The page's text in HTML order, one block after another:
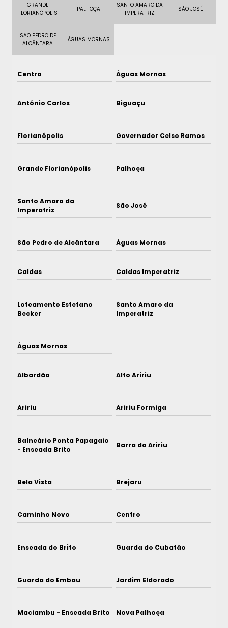
GRANDE
FLORIANÓPOLIS
PALHOÇA
SANTO AMARO DA
IMPERATRIZ
SÃO JOSÉ
SÃO PEDRO DE
ALCÂNTARA
ÁGUAS MORNAS
Centro Águas Mornas
Antônio Carlos Biguaçu
Florianópolis Governador Celso Ramos
Grande Florianópolis Palhoça
Santo Amaro da
Imperatriz
São José
São Pedro de Alcântara Águas Mornas
Caldas Caldas Imperatriz
Loteamento Estefano
Becker
Santo Amaro da
Imperatriz
Águas Mornas
Albardão Alto Aririu
Aririu Aririu Formiga
Balneário Ponta Papagaio
- Enseada Brito
Barra do Aririu
Bela Vista Brejaru
Caminho Novo Centro
Enseada do Brito Guarda do Cubatão
Guarda do Embau Jardim Eldorado
Maciambu - Enseada Brito Nova Palhoça